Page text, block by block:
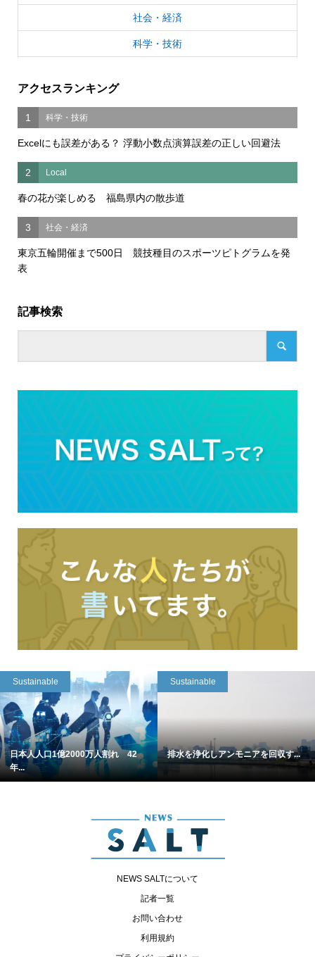
社会・経済
科学・技術
アクセスランキング
1 科学・技術
Excelにも誤差がある？ 浮動小数点演算誤差の正しい回避法
2 Local
春の花が楽しめる 福島県内の散歩道
3 社会・経済
東京五輪開催まで500日 競技種目のスポーツピトグラムを発
表
記事検索
Sustainable
日本人人口1億2000万人割れ 42
年...
Sustainable
排水を浄化しアンモニアを回収す...
NEWS SALTについて
記者一覧
お問い合わせ
利用規約